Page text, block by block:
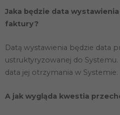
Jaka będzie data
faktury?
Datą wystawienia będzie data
ustruktyryzowanej do
data jej otrzymania w Systemie.
A jak wygląda kwestia